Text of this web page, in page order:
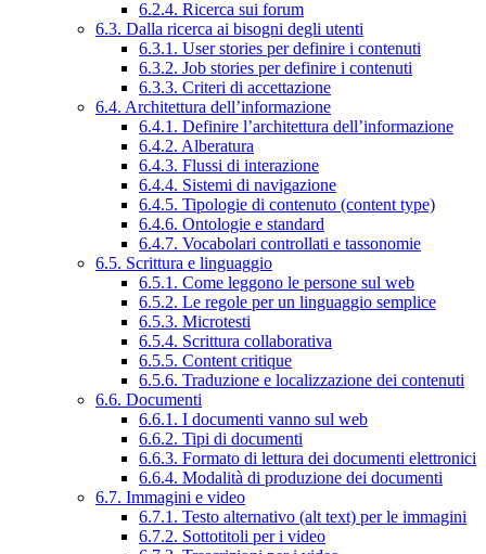
6.2.4. Ricerca sui forum
6.3. Dalla ricerca ai bisogni degli utenti
6.3.1. User stories per definire i contenuti
6.3.2. Job stories per definire i contenuti
6.3.3. Criteri di accettazione
6.4. Architettura dell’informazione
6.4.1. Definire l’architettura dell’informazione
6.4.2. Alberatura
6.4.3. Flussi di interazione
6.4.4. Sistemi di navigazione
6.4.5. Tipologie di contenuto (content type)
6.4.6. Ontologie e standard
6.4.7. Vocabolari controllati e tassonomie
6.5. Scrittura e linguaggio
6.5.1. Come leggono le persone sul web
6.5.2. Le regole per un linguaggio semplice
6.5.3. Microtesti
6.5.4. Scrittura collaborativa
6.5.5. Content critique
6.5.6. Traduzione e localizzazione dei contenuti
6.6. Documenti
6.6.1. I documenti vanno sul web
6.6.2. Tipi di documenti
6.6.3. Formato di lettura dei documenti elettronici
6.6.4. Modalità di produzione dei documenti
6.7. Immagini e video
6.7.1. Testo alternativo (alt text) per le immagini
6.7.2. Sottotitoli per i video